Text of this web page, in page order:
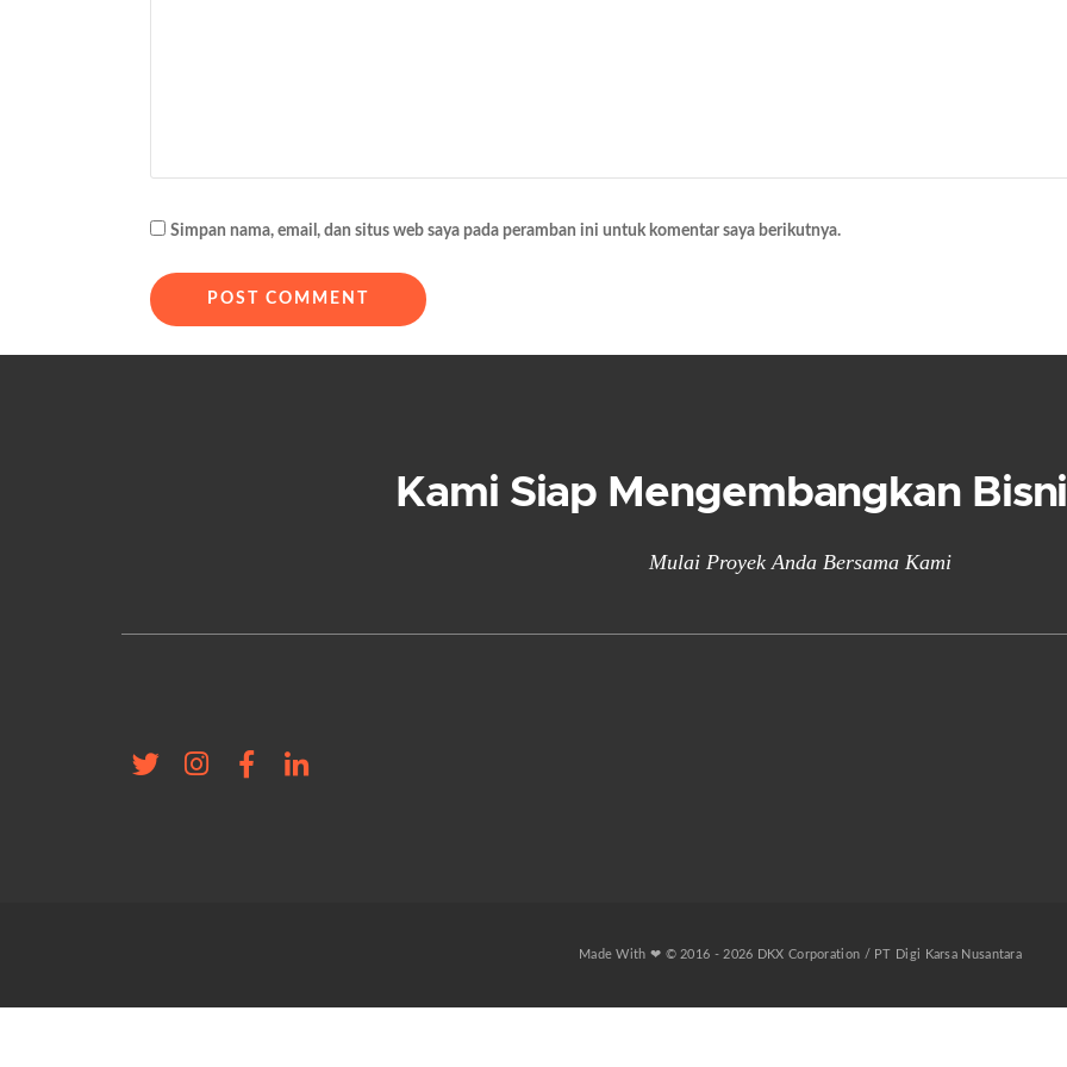
Simpan nama, email, dan situs web saya pada peramban ini untuk komentar saya berikutnya.
Kami Siap Mengembangkan
Mulai Proyek Anda Bersama Kami
Made With ❤ © 2016 - 2026 DKX Corporation / PT Digi Karsa Nusantara